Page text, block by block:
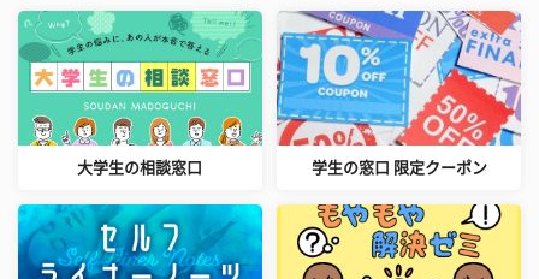
大学生の相談窓口 学生の窓口 限定クーポン